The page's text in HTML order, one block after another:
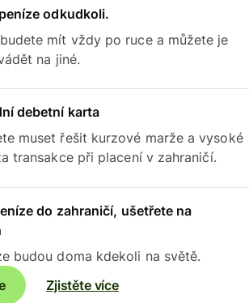
odkudkoli.
mít vždy po ruce a můžete je
na jiné.
debetní karta
muset řešit kurzové marže a vysoké
transakce při placení v zahraničí.
do zahraničí, ušetřete na
budou doma kdekoli na světě.
Zjistěte více